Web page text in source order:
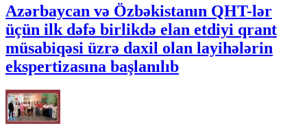
Azərbaycan və Özbəkistanın QHT-lər
üçün ilk dəfə birlikdə elan etdiyi qrant
müsabiqəsi üzrə daxil olan layihələrin
ekspertizasına başlanılıb